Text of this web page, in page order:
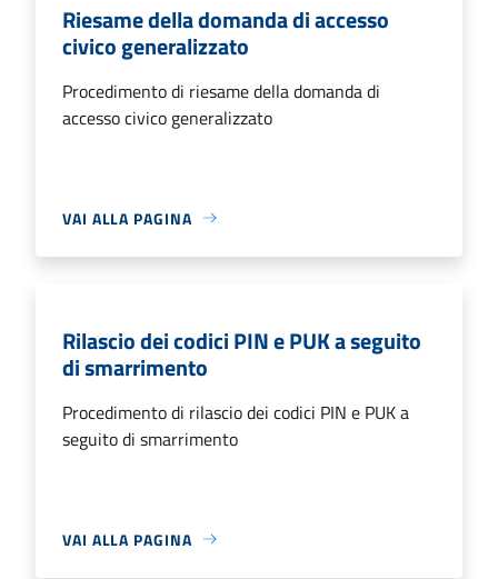
Riesame della domanda di accesso
civico generalizzato
Procedimento di riesame della domanda di
accesso civico generalizzato
VAI ALLA PAGINA
Rilascio dei codici PIN e PUK a seguito
di smarrimento
Procedimento di rilascio dei codici PIN e PUK a
seguito di smarrimento
VAI ALLA PAGINA